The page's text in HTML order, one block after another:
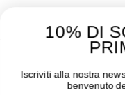
THE MOODER
10% DI
Iscriviti alla nostra
benvenuto